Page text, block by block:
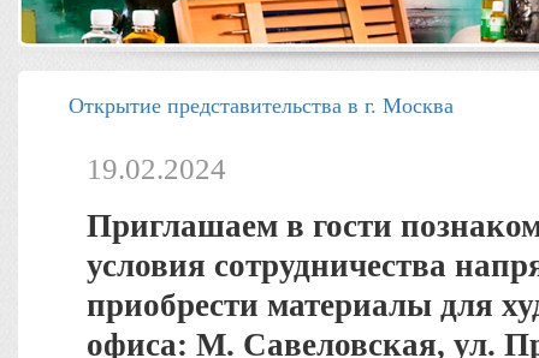
Открытие представительства в г. Москва
19.02.2024
Приглашаем в гости
условия сотрудничества
приобрести материалы для
офиса: М. Савеловская, ул.